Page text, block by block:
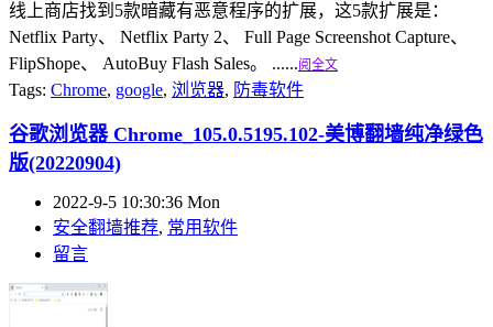
线上商店找到5款暗藏有恶意程序的扩展，这5款扩展是：
Netflix Party、 Netflix Party 2、 Full Page Screenshot Capture、
FlipShope、 AutoBuy Flash Sales。 ......阅全文
Tags: Chrome, google, 浏览器, 防毒软件
谷歌浏览器 Chrome_105.0.5195.102-美博翻墙纯净绿色
版(20220904)
2022-9-5 10:30:36 Mon
安全翻墙推荐, 常用软件
留言